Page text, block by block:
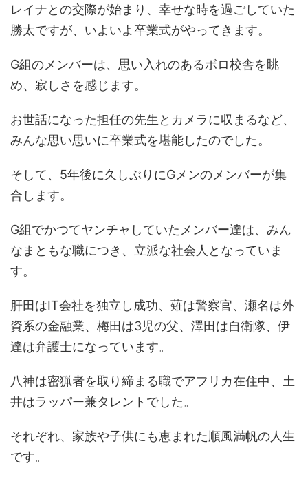
レイナとの交際が始まり、幸せな時を過ごしていた
勝太ですが、いよいよ卒業式がやってきます。
G組のメンバーは、思い入れのあるボロ校舎を眺
め、寂しさを感じます。
お世話になった担任の先生とカメラに収まるなど、
みんな思い思いに卒業式を堪能したのでした。
そして、5年後に久しぶりにGメンのメンバーが集
合します。
G組でかつてヤンチャしていたメンバー達は、みん
なまともな職につき、立派な社会人となっていま
す。
肝田はIT会社を独立し成功、薙は警察官、瀬名は外
資系の金融業、梅田は3児の父、澤田は自衛隊、伊
達は弁護士になっています。
八神は密猟者を取り締まる職でアフリカ在住中、土
井はラッパー兼タレントでした。
それぞれ、家族や子供にも恵まれた順風満帆の人生
です。